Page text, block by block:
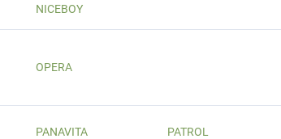
NICEBOY
OPERA
PANAVITA PATROL